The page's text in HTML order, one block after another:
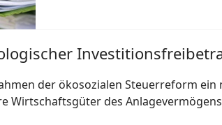
der ökosozialen Steuerreform
Wirtschaftsgüter des